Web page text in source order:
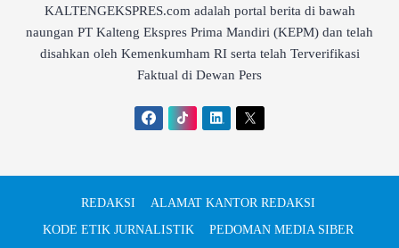
KALTENGEKSPRES.com adalah portal berita di bawah
naungan PT Kalteng Ekspres Prima Mandiri (KEPM) dan telah
disahkan oleh Kemenkumham RI serta telah Terverifikasi
Faktual di Dewan Pers
REDAKSI
ALAMAT KANTOR REDAKSI
KODE ETIK JURNALISTIK
PEDOMAN MEDIA SIBER